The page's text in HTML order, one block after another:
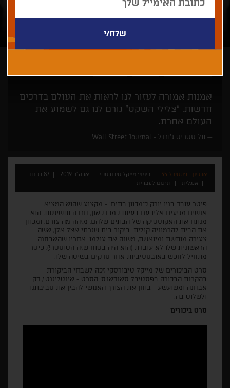
אמנות אמורה לעזור לנו לראות את העולם בדרכים
חדשות. "צלילי השקט" גורם לנו גם לשמוע את
העולם אחרת.
וול סטריט ג'ורנל - Wall Street Journal
ארכיון - פסטיבל 35 בימוי: מייקל טיבורסקי ארה"ב 2019
87 דקות
אנגלית
תרגום לעברית
פיטר עובד בניו יורק כ'מכוון בתים' - מקצוע שהוא המציא.
אנשים מגיעים אליו עם בעיות כמו דכאון, חרדה ותשישות; הוא
מנתח את האקוסטיקה של הבתים שלהם, מזהה מה צורם, ומכוון
את הבית להרמוניה קולית. ביקור בית שגרתי אצל אלן, אשה
צעירה מותשת ומיואשת, משנה את עולמו. אחריו שהאבחנה
הראשונית שלו לא עובדת (הוא היה בטוח שזה הטוסטר!), פיטר
מתחיל לחפש באובססיביות אחר סדקים בשיטה שלו.
סרט הביכורים של מייקל טיבורסקי זכה לשבחי הביקורת
בהקרנת הבכורה בפסטיבל סאנדאנס. הסרט - אינטליגנטי, דק
אבחנה ומשועשע - בוחן את הצורך האנושי להבין את סביבתנו
ולשלוט בה.
סרט ביכורים